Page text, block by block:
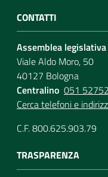
CONTATTI
Assemblea legislativa
Viale Aldo Moro, 50
40127 Bologna
Centralino 051
Cerca telefoni e
C.F. 800.625.903.79
TRASPARENZA